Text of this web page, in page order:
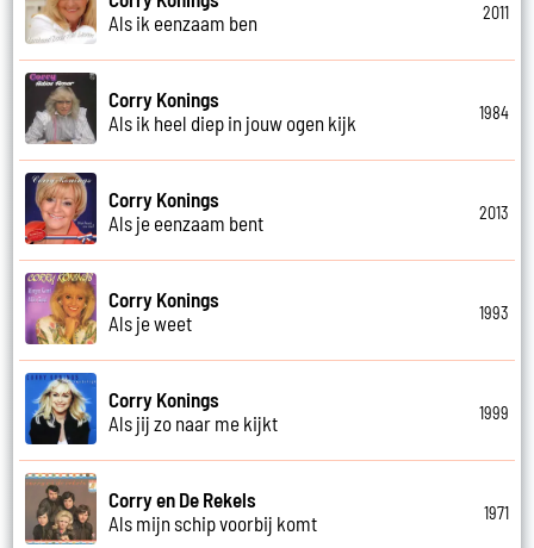
Als ik eenzaam ben
2011
Corry Konings
Als ik heel diep in jouw ogen kijk
1984
Corry Konings
Als je eenzaam bent
2013
Corry Konings
Als je weet
1993
Corry Konings
Als jij zo naar me kijkt
1999
Corry en De Rekels
Als mijn schip voorbij komt
1971